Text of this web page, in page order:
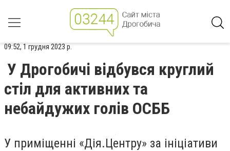
09:52, 1 грудня 2023 р.
У Дрогобичі відбувся круглий
стіл для активних та
небайдужих голів ОСББ
У приміщенні «Дія.Центру» за ініціативи